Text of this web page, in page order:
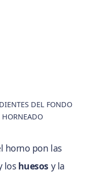
DEL FONDO
HORNEADO
horno pon las
los huesos y la